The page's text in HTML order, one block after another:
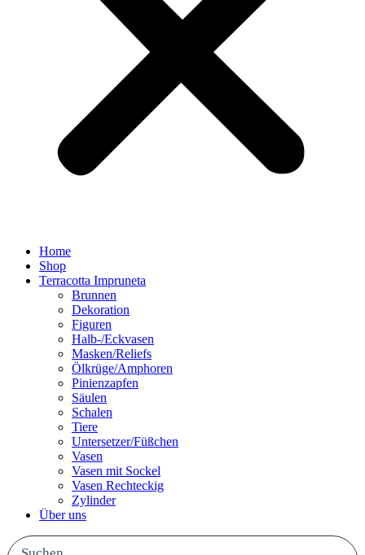
Home
Shop
Terracotta Impruneta
Brunnen
Dekoration
Figuren
Halb-/Eckvasen
Masken/Reliefs
Ölkrüge/Amphoren
Pinienzapfen
Säulen
Schalen
Tiere
Untersetzer/Füßchen
Vasen
Vasen mit Sockel
Vasen Rechteckig
Zylinder
Über uns